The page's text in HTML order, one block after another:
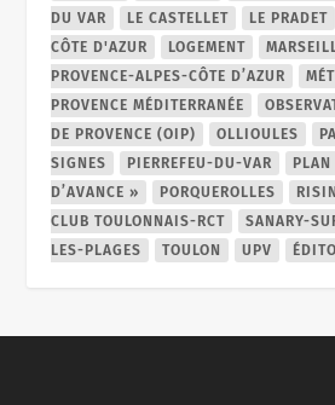
DU VAR
LE CASTELLET LE PRADET
CÔTE D'AZUR
LOGEMENT
PROVENCE-ALPES-CÔTE D’AZUR
PROVENCE MÉDITERRANÉE
DE PROVENCE (OIP)
OLLIOULES
SIGNES
PIERREFEU-DU-VAR
D’AVANCE »
PORQUEROLLES
CLUB TOULONNAIS-RCT
SANARY-
LES-PLAGES
TOULON UPV ÉDITO